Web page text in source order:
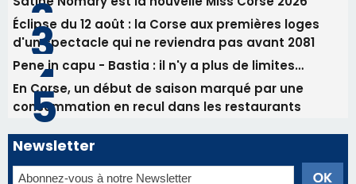
Inscrivez-vous à la newsletter de CNI et recevez par
email les infos les plus importantes et une sélection de
nos meilleurs articles
Régie publicitaire